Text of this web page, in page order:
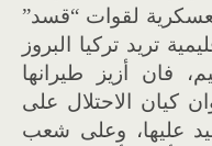
لقوات “قسد”
تريد تركيا البروز
فان أزيز طيرانها
كيان الاحتلال على
عليها، وعلى شعب